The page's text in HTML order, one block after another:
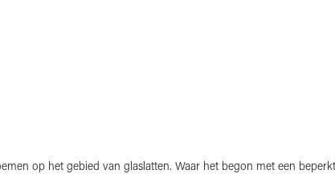
op het gebied van glaslatten. Waar het begon met een